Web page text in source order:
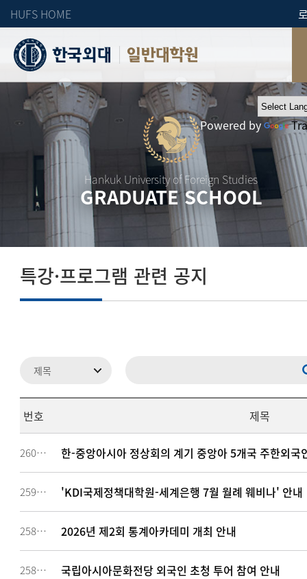
HUFS HOME
일반대학원
Hankuk University of Foreign Studies
GRADUATE SCHOOL
Powered by
특강·프로그램 관련 공지
번호 제목
260614 한-중앙아시아 정상회의 계기 중앙아 5개국 주한외국
259572 'KDI국제정책대학원-세계은행 7월 월례 웨비나' 안내
258898 2026년 제2회 통계아카데미 개최 안내
258726 국립아시아문화전당 외국인 초청 투어 참여 안내